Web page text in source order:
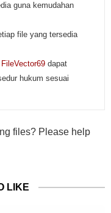
guna kemudahan
file yang tersedia
FileVector69 dapat
hukum sesuai
files? Please help
LIKE